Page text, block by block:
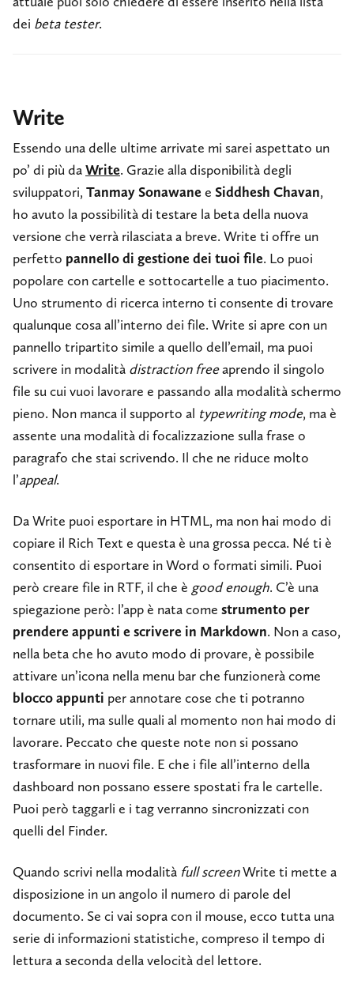
dei beta tester.
Write
Essendo una delle ultime arrivate mi sarei aspettato un
po’ di più daWrite. Grazie alla disponibilità degli
sviluppatori, Tanmay Sonawanee Siddhesh Chavan,
ho avuto la possibilità di testare la beta della nuova
versione che verrà rilasciata a breve. Write ti offre un
perfetto pannello di gestione dei tuoi file. Lo puoi
popolare con cartelle e sottocartelle a tuo piacimento.
Uno strumento di ricerca interno ti consente di trovare
qualunque cosa all’interno dei file. Write si apre con un
pannello tripartito simile a quello dell’email, ma puoi
scrivere in modalità distraction freeaprendo il singolo
file su cui vuoi lavorare e passando alla modalità schermo
pieno. Non manca il supporto al typewriting mode, ma è
assente una modalità di focalizzazione sulla frase o
paragrafo che stai scrivendo. Il che ne riduce molto
l’appeal.
Da Write puoi esportare in HTML, ma non hai modo di
copiare il Rich Text e questa è una grossa pecca. Né ti è
consentito di esportare in Word o formati simili. Puoi
però creare file in RTF, il che è good enough. C’è una
spiegazione però: l’app è nata come strumento per
prendere appunti e scrivere in Markdown. Non a caso,
nella beta che ho avuto modo di provare, è possibile
attivare un’icona nella menu bar che funzionerà come
blocco appunti per annotare cose che ti potranno
tornare utili, ma sulle quali al momento non hai modo di
lavorare. Peccato che queste note non si possano
trasformare in nuovi file. E che i file all’interno della
dashboard non possano essere spostati fra le cartelle.
Puoi però taggarli e i tag verranno sincronizzati con
quelli del Finder.
Quando scrivi nella modalità full screenWrite ti mette a
disposizione in un angolo il numero di parole del
documento. Se ci vai sopra con il mouse, ecco tutta una
serie di informazioni statistiche, compreso il tempo di
lettura a seconda della velocità del lettore.